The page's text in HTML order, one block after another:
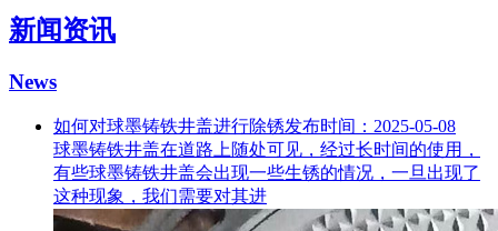
新闻资讯
News
如何对球墨铸铁井盖进行除锈发布时间：2025-05-08
球墨铸铁井盖在道路上随处可见，经过长时间的使用，
有些球墨铸铁井盖会出现一些生锈的情况，一旦出现了
这种现象，我们需要对其进